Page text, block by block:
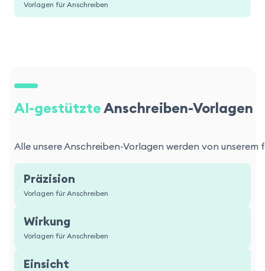
Vorlagen für Anschreiben
AI-gestützte Anschreiben-Vorlagen
Alle unsere Anschreiben-Vorlagen werden von
Präzision
Vorlagen für Anschreiben
Wirkung
Vorlagen für Anschreiben
Einsicht